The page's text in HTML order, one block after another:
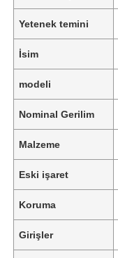
Yetenek temini
İsim
modeli
Nominal Gerilim
Malzeme
Eski işaret
Koruma
Girişler